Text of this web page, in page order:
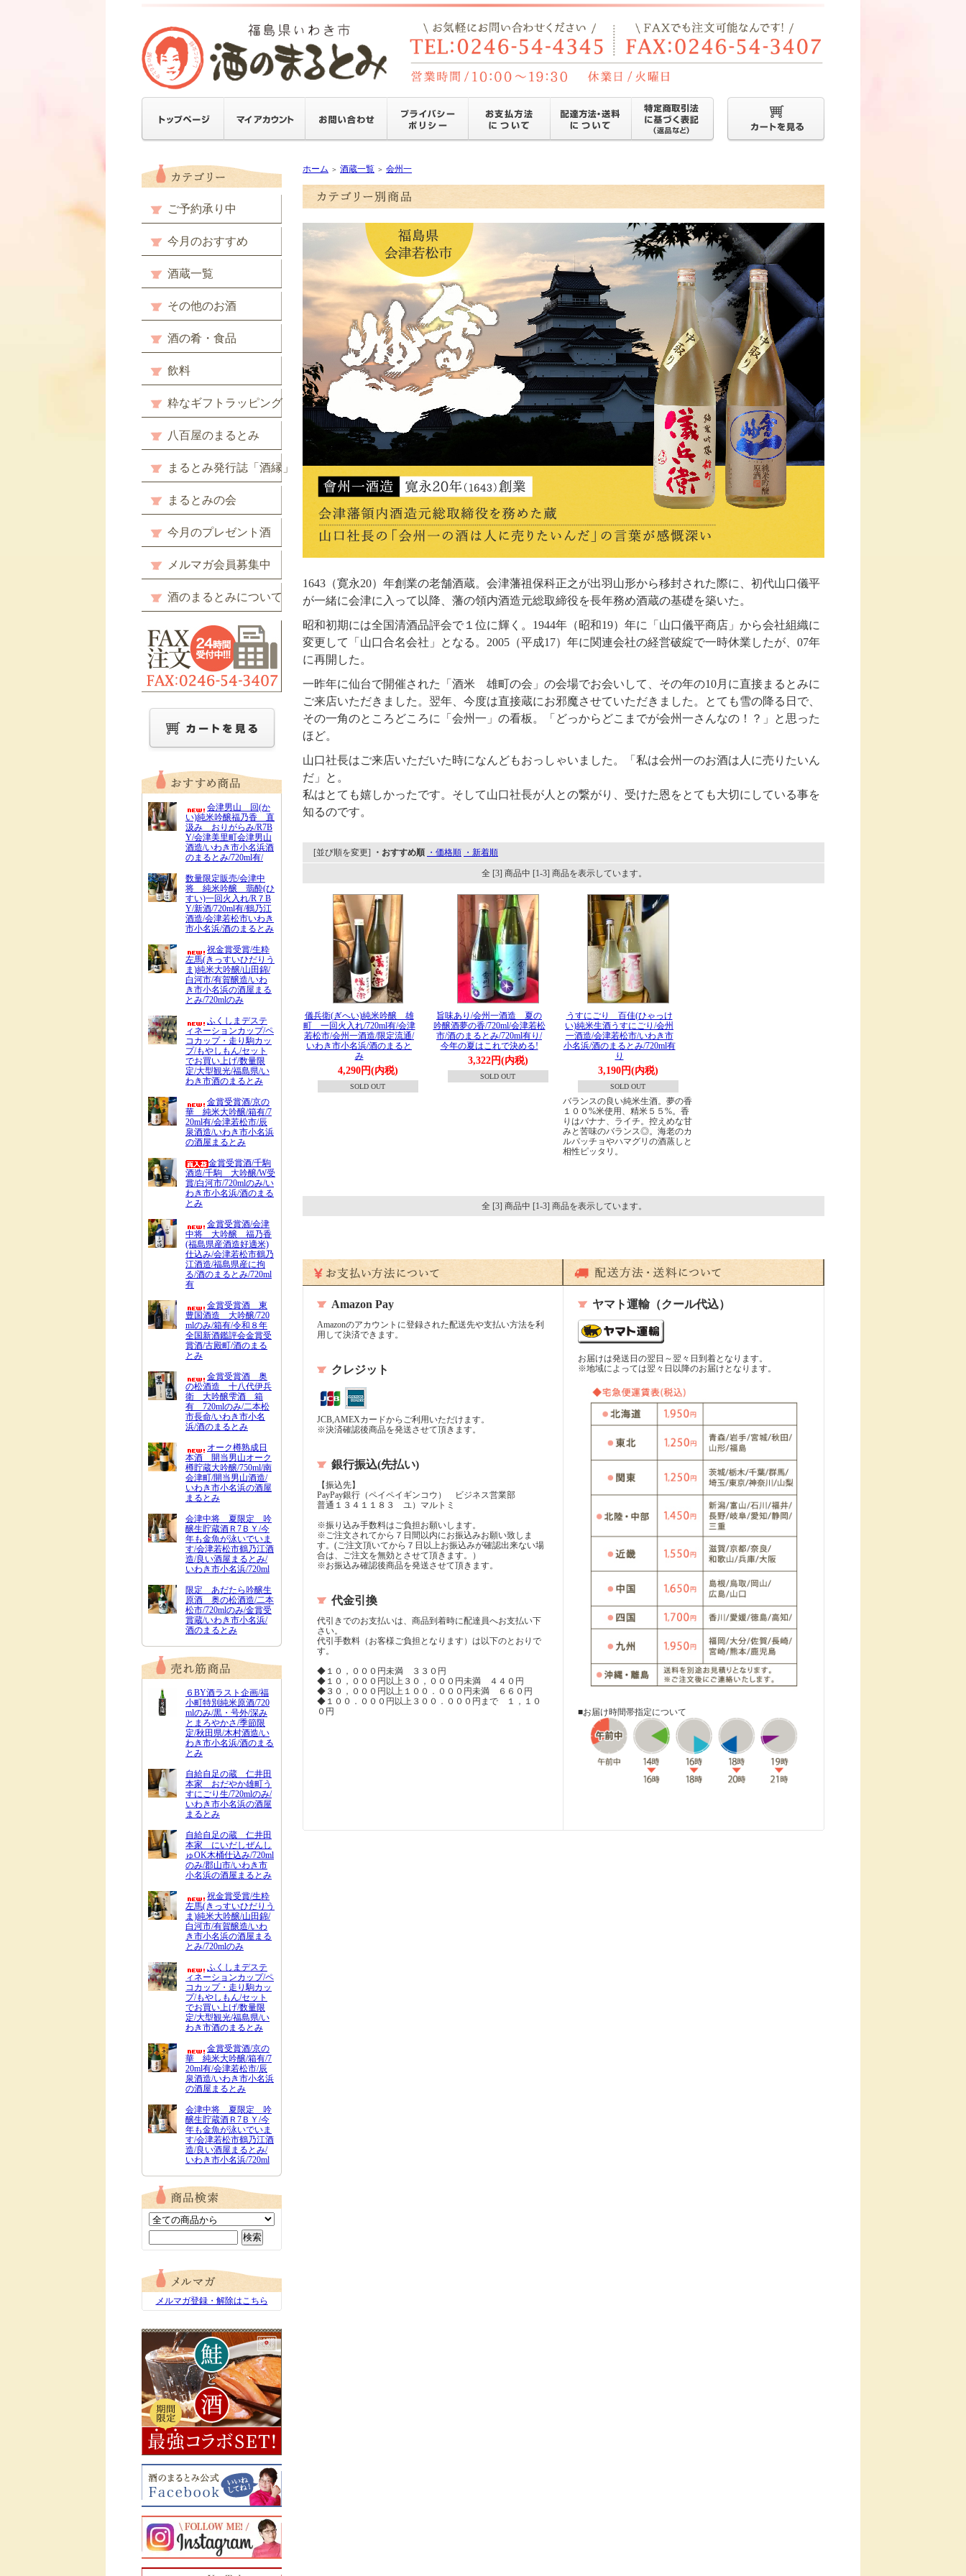
ご予約承り中
今月のおすすめ
酒蔵一覧
その他のお酒
酒の肴・食品
飲料
粋なギフトラッピング
八百屋のまるとみ
まるとみ発行誌「酒縁」
まるとみの会
今月のプレゼント酒
メルマガ会員募集中
酒のまるとみについて
会津男山 回(か
い)純米吟醸福乃香 直
汲み おりがらみ/R7B
Y/会津美里町会津男山
酒造/いわき市小名浜酒
のまるとみ/720ml有/
数量限定販売/会津中
将 純米吟醸 翡酔(ひ
すい)一回火入れ/R７B
Y/新酒/720ml有/鶴乃江
酒造/会津若松市いわき
市小名浜/酒のまるとみ
祝金賞受賞/生粋
左馬(きっすいひだりう
ま)純米大吟醸/山田錦/
白河市/有賀醸造/いわ
き市小名浜の酒屋まる
とみ/720mlのみ
ふくしまデステ
ィネーションカップ/ペ
コカップ・走り駒カッ
プ/もやしもん/セット
でお買い上げ/数量限
定/大型観光/福島県/い
わき市酒のまるとみ
金賞受賞酒/京の
華 純米大吟醸/箱有/7
20ml有/会津若松市/辰
泉酒造/いわき市小名浜
の酒屋まるとみ
金賞受賞酒/千駒
酒造/千駒 大吟醸/W受
賞/白河市/720mlのみ/い
わき市小名浜/酒のまる
とみ
金賞受賞酒/会津
中将 大吟醸 福乃香
(福島県産酒造好適米)
仕込み/会津若松市鶴乃
江酒造/福島県産に拘
る/酒のまるとみ/720ml
有
金賞受賞酒 東
豊国酒造 大吟醸/720
mlのみ/箱有/令和８年
全国新酒鑑評会金賞受
賞酒/古殿町/酒のまる
とみ
金賞受賞酒 奥
の松酒造 十八代伊兵
衛 大吟醸雫酒 箱
有 720mlのみ/二本松
市長命/いわき市小名
浜/酒のまるとみ
オーク樽熟成日
本酒 開当男山オーク
樽貯蔵大吟醸/750ml/南
会津町/開当男山酒造/
いわき市小名浜の酒屋
まるとみ
会津中将 夏限定 吟
醸生貯蔵酒Ｒ7ＢＹ/今
年も金魚が泳いでいま
す/会津若松市鶴乃江酒
造/良い酒屋まるとみ/
いわき市小名浜/720ml
限定 あだたら吟醸生
原酒 奥の松酒造/二本
松市/720mlのみ/金賞受
賞蔵/いわき市小名浜/
酒のまるとみ
６BY酒ラスト企画/福
小町特別純米原酒/720
mlのみ/黒・号外/深み
とまろやかさ/季節限
定/秋田県/木村酒造/い
わき市小名浜/酒のまる
とみ
自給自足の蔵 仁井田
本家 おだやか雄町う
すにごり生/720mlのみ/
いわき市小名浜の酒屋
まるとみ
自給自足の蔵 仁井田
本家 にいだしぜんし
ゅOK木桶仕込み/720ml
のみ/郡山市/いわき市
小名浜の酒屋まるとみ
祝金賞受賞/生粋
左馬(きっすいひだりう
ま)純米大吟醸/山田錦/
白河市/有賀醸造/いわ
き市小名浜の酒屋まる
とみ/720mlのみ
ふくしまデステ
ィネーションカップ/ペ
コカップ・走り駒カッ
プ/もやしもん/セット
でお買い上げ/数量限
定/大型観光/福島県/い
わき市酒のまるとみ
金賞受賞酒/京の
華 純米大吟醸/箱有/7
20ml有/会津若松市/辰
泉酒造/いわき市小名浜
の酒屋まるとみ
会津中将 夏限定 吟
醸生貯蔵酒Ｒ7ＢＹ/今
年も金魚が泳いでいま
す/会津若松市鶴乃江酒
造/良い酒屋まるとみ/
いわき市小名浜/720ml
メルマガ登録・解除はこちら
ホーム ＞ 酒蔵一覧 ＞ 会州一
1643（寛永20）年創業の老舗酒蔵。会津藩祖保科正之が出羽山形から移封された際に、初代山口儀平
が一緒に会津に入って以降、藩の領内酒造元総取締役を長年務め酒蔵の基礎を築いた。
昭和初期には全国清酒品評会で１位に輝く。1944年（昭和19）年に「山口儀平商店」から会社組織に
変更して「山口合名会社」となる。2005（平成17）年に関連会社の経営破綻で一時休業したが、07年
に再開した。
一昨年に仙台で開催された「酒米 雄町の会」の会場でお会いして、その年の10月に直接まるとみに
ご来店いただきました。翌年、今度は直接蔵にお邪魔させていただきました。とても雪の降る日で、
その一角のところどころに「会州一」の看板。「どっからどこまでが会州一さんなの！？」と思った
ほど。
山口社長はご来店いただいた時になんどもおっしゃいました。「私は会州一のお酒は人に売りたいん
だ」と。
私はとても嬉しかったです。そして山口社長が人との繋がり、受けた恩をとても大切にしている事を
知るのです。
[並び順を変更] ・おすすめ順 ・価格順 ・新着順
全 [3] 商品中 [1-3] 商品を表示しています。
儀兵衛(ぎへい)純米吟醸 雄
町 一回火入れ/720ml有/会津
若松市/会州一酒造/限定流通/
いわき市小名浜/酒のまると
み
4,290円(内税)
SOLD OUT
旨味あり/会州一酒造 夏の
吟醸酒夢の香/720ml/会津若松
市/酒のまるとみ/720ml有り/
今年の夏はこれで決める!
3,322円(内税)
SOLD OUT
うすにごり 百佳(ひゃっけ
い)純米生酒うすにごり/会州
一酒造/会津若松市/いわき市
小名浜/酒のまるとみ/720ml有
り
3,190円(内税)
SOLD OUT
バランスの良い純米生酒。夢の香
１００%米使用、精米５５%。香
りはバナナ、ライチ。控えめな甘
みと苦味のバランス◎。海老のカ
ルパッチョやハマグリの酒蒸しと
相性ピッタリ。
全 [3] 商品中 [1-3] 商品を表示しています。
Amazon Pay
Amazonのアカウントに登録された配送先や支払い方法を利
用して決済できます。
クレジット
JCB,AMEXカードからご利用いただけます。
※決済確認後商品を発送させて頂きます。
銀行振込(先払い)
【振込先】
PayPay銀行（ペイペイギンコウ） ビジネス営業部
普通１３４１１８３ ユ）マルトミ
※振り込み手数料はご負担お願いします。
※ご注文されてから７日間以内にお振込みお願い致しま
す。(ご注文頂いてから７日以上お振込みが確認出来ない場
合は、ご注文を無効とさせて頂きます。）
※お振込み確認後商品を発送させて頂きます。
代金引換
代引きでのお支払いは、商品到着時に配達員へお支払い下
さい。
代引手数料（お客様ご負担となります）は以下のとおりで
す。
◆１０，０００円未満 ３３０円
◆１０，０００円以上３０，０００円未満 ４４０円
◆３０，０００円以上１００．０００円未満 ６６０円
◆１００．０００円以上３００．０００円まで １，１０
０円
ヤマト運輸（クール代込）
お届けは発送日の翌日～翌々日到着となります。
※地域によっては翌々日以降のお届けとなります。
■お届け時間帯指定について